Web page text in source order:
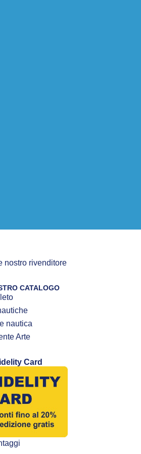
nostro rivenditore
CATALOGO
nautica
Arte
Card